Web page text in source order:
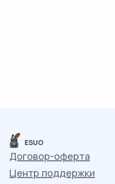
ESUO
Договор-оферта
Центр поддержки